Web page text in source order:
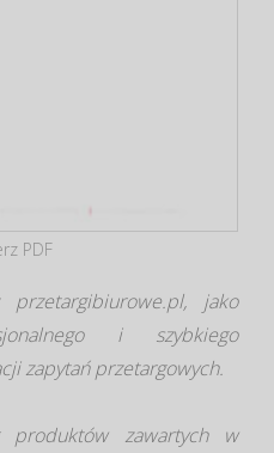
PDF
jako
i szybkiego
zapytań przetargowych.
zawartych w